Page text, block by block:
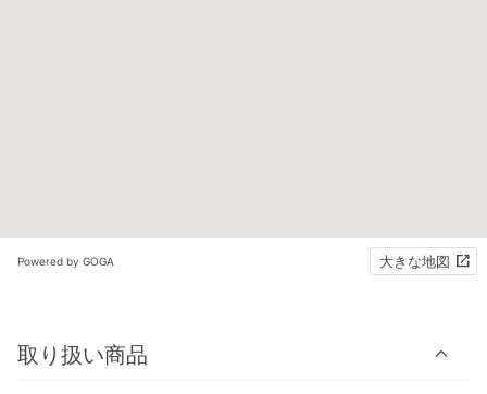
Powered by GOGA 大きな地図
取り扱い商品